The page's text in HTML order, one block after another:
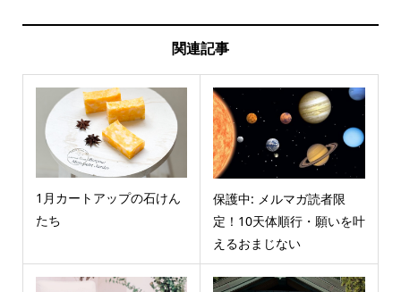
関連記事
1月カートアップの石けん
たち
保護中: メルマガ読者限
定！10天体順行・願いを叶
えるおまじない